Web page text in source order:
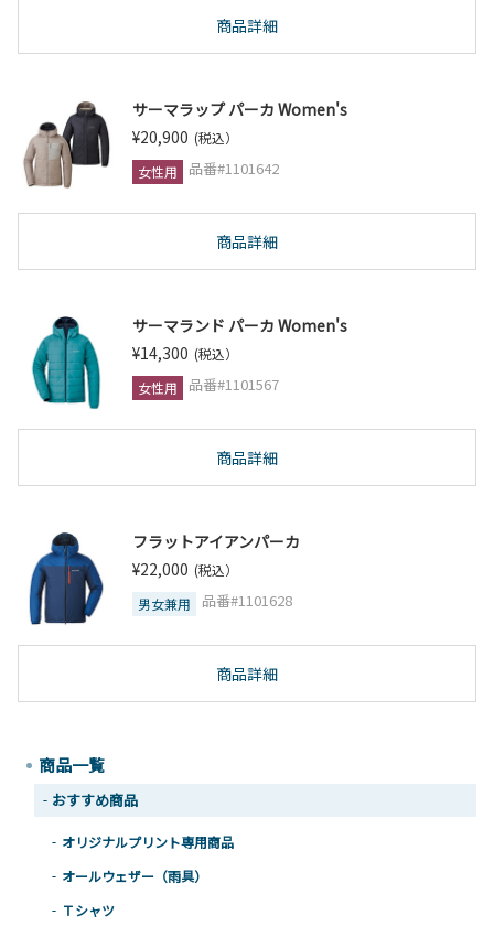
商品詳細
サーマラップ パーカ Women's
¥20,900 (税込）
女性用
品番#1101642
商品詳細
サーマランド パーカ Women's
¥14,300 (税込）
女性用
品番#1101567
商品詳細
フラットアイアンパーカ
¥22,000 (税込）
男女兼用
品番#1101628
商品詳細
商品一覧
おすすめ商品
オリジナルプリント専用商品
オールウェザー（雨具）
Ｔシャツ